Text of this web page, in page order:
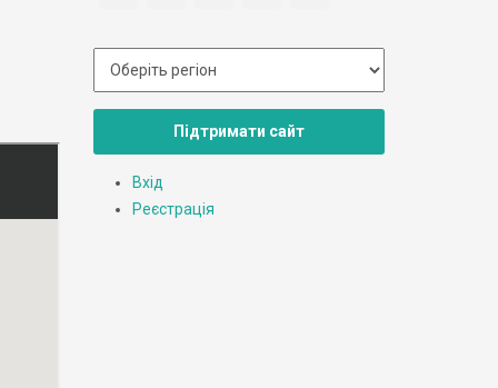
Підтримати сайт
Вхід
Реєстрація